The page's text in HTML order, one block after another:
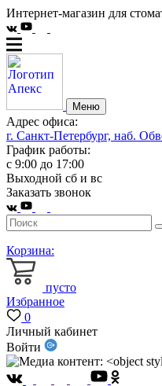
Интернет-магазин для
Меню
Адрес офиса:
г. Санкт-Петербург, наб.
График работы:
с 9:00 до 17:00
Выходной сб и вс
Заказать звонок
Корзина:
пусто
Избранное
0
Личный кабинет
Войти